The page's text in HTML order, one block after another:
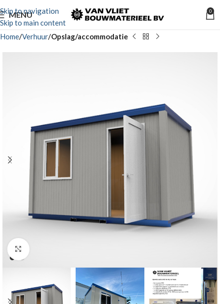
Skip to navigation
Skip to main content
MENU 0
Home Verhuur Opslag/accommodatie
Click to enlarge